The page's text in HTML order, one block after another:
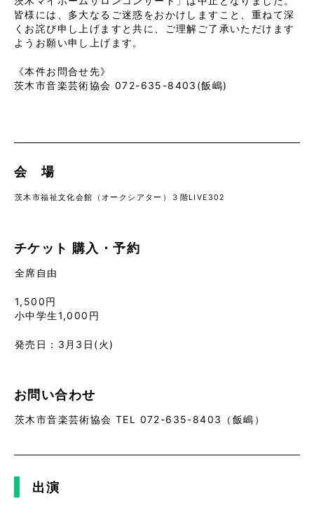
皆様には、多大なるご迷惑をおかけしますこと、重ねて深
くお詫び申し上げますと共に、ご理解ご了承いただけます
ようお願い申し上げます。
《本件お問合せ先》
茨木市音楽芸術協会 072-635-8403(飯嶋)
会 場
茨木市福祉文化会館（オークシアター）３階LIVE302
チケット 購入・予約
全席自由
1,500円
小中学生1,000円
発売日：3 月3日(火)
お問い合わせ
茨木市音楽芸術協会 TEL 072-635-8403（飯嶋）
出演